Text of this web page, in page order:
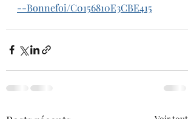
--Bonnefoi/C0156810E3CBE415